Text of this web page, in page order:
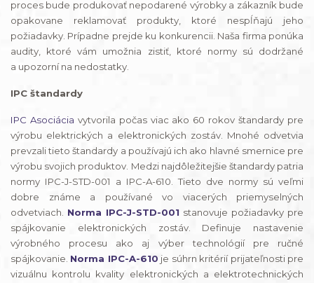
proces bude produkovať nepodarené výrobky a zákazník bude
opakovane reklamovať produkty, ktoré nespĺňajú jeho
požiadavky. Prípadne prejde ku konkurencii. Naša firma ponúka
audity, ktoré vám umožnia zistiť, ktoré normy sú dodržané
a upozorní na nedostatky.
IPC štandardy
IPC Asociácia vytvorila počas viac ako 60 rokov štandardy pre
výrobu elektrických a elektronických zostáv. Mnohé odvetvia
prevzali tieto štandardy a používajú ich ako hlavné smernice pre
výrobu svojich produktov. Medzi najdôležitejšie štandardy patria
normy IPC-J-STD-001 a IPC-A-610. Tieto dve normy sú veľmi
dobre známe a používané vo viacerých priemyselných
odvetviach. Norma IPC-J-STD-001 stanovuje požiadavky pre
spájkovanie elektronických zostáv. Definuje nastavenie
výrobného procesu ako aj výber technológií pre ručné
spájkovanie. Norma IPC-A-610 je súhrn kritérií prijateľnosti pre
vizuálnu kontrolu kvality elektronických a elektrotechnických